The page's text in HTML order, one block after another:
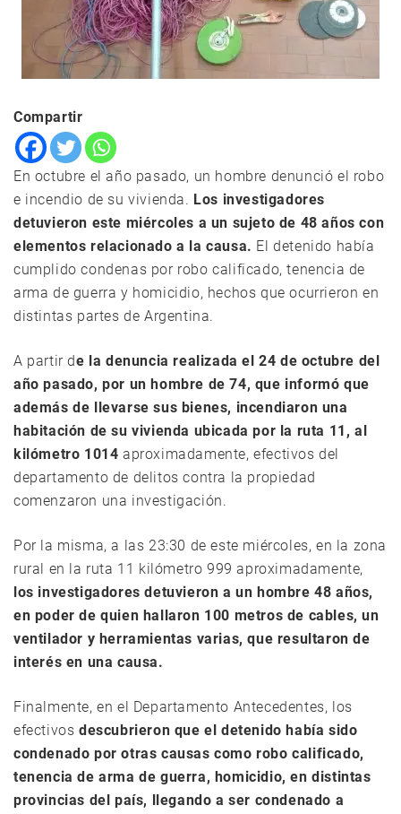
Compartir
En octubre el año pasado, un hombre denunció el robo
e incendio de su vivienda. Los investigadores
detuvieron este miércoles a un sujeto de 48 años con
elementos relacionado a la causa. El detenido había
cumplido condenas por robo calificado, tenencia de
arma de guerra y homicidio, hechos que ocurrieron en
distintas partes de Argentina.
A partir de la denuncia realizada el 24 de octubre del
año pasado, por un hombre de 74, que informó que
además de llevarse sus bienes, incendiaron una
habitación de su vivienda ubicada por la ruta 11, al
kilómetro 1014 aproximadamente, efectivos del
departamento de delitos contra la propiedad
comenzaron una investigación.
Por la misma, a las 23:30 de este miércoles, en la zona
rural en la ruta 11 kilómetro 999 aproximadamente,
los investigadores detuvieron a un hombre 48 años,
en poder de quien hallaron 100 metros de cables, un
ventilador y herramientas varias, que resultaron de
interés en una causa.
Finalmente, en el Departamento Antecedentes, los
efectivos descubrieron que el detenido había sido
condenado por otras causas como robo calificado,
tenencia de arma de guerra, homicidio, en distintas
provincias del país, llegando a ser condenado a